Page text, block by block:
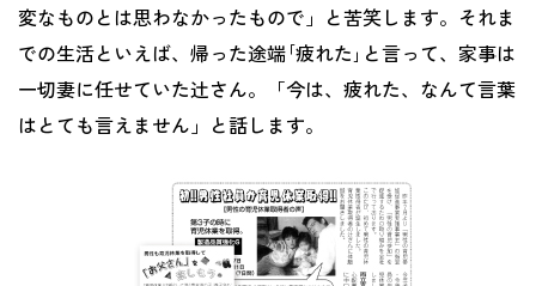
変なものとは思わなかったもので」と苦笑します。それま
での生活といえば、帰った途端｢疲れた｣と言って、家事は
一切妻に任せていた辻さん。「今は、疲れた、なんて言葉
はとても言えません」と話します。